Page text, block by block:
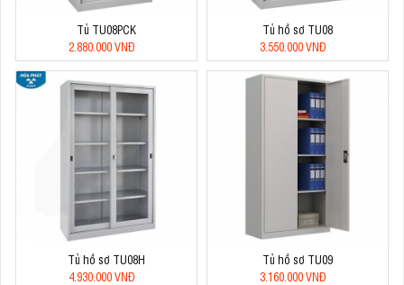
Tủ TU08PCK
2.880.000 VNĐ
Tủ hồ sơ TU08
3.550.000 VNĐ
Tủ hồ sơ TU08H
4.930.000 VNĐ
Tủ hồ sơ TU09
3.160.000 VNĐ